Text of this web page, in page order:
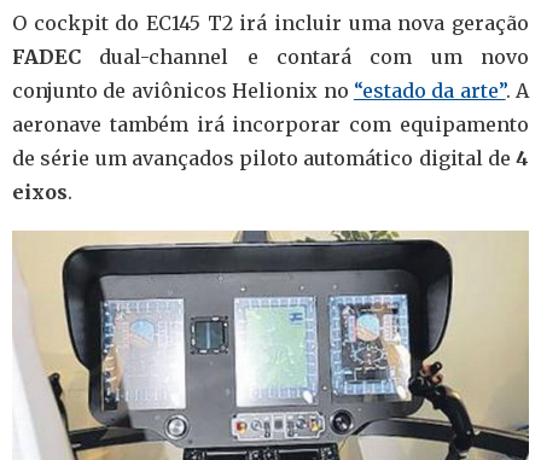
O cockpit do EC145 T2 irá incluir uma nova geração
FADEC dual-channel e contará com um novo
conjunto de aviônicos Helionix no “estado da arte”. A
aeronave também irá incorporar com equipamento
de série um avançados piloto automático digital de 4
eixos.